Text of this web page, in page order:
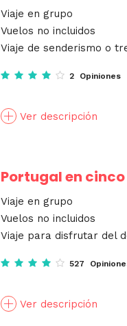
Viaje en grupo
Vuelos no incluidos
Viaje de senderismo o
2 Opiniones
Ver descripción
Portugal en
Viaje en grupo
Vuelos no incluidos
Viaje para disfrutar del
527
Ver descripción